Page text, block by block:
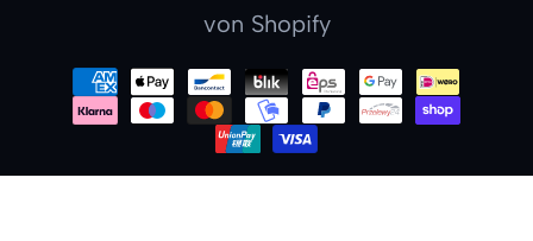
von Shopify
Zahlungsmethoden